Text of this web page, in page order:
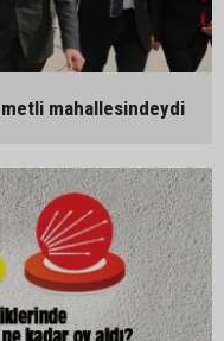
mahallesindeydi